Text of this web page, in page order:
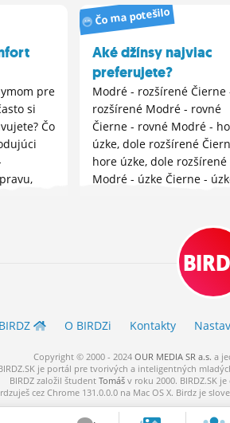
pre
si
Čo
Čo ma potešilo
Aké džínsy najviac
preferujete?
Modré - rozšírené Čierne
rozšírené Modré - rovné
Čierne - rovné Modré -
úzke, dole rozšírené
hore úzke, dole rozšírené
Modré - úzke Čierne -
BIRDZ O BIRDZi Kontakty
Copyright © 2000 - 2024 OUR MEDIA SR a.s. a
je portál pre tvorivých a inteligentných
BIRDZ založil študent Tomáš v roku 2000. BIRDZ.SK
cez Chrome 131.0.0.0 na Mac OS X. Birdz je